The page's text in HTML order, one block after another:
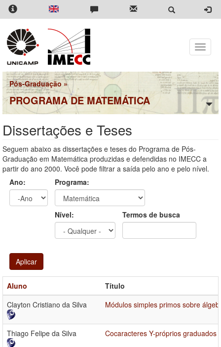
Pular
para
conteúdo
principal
Toggle
Pós-Graduação »
PROGRAMA DE MATEMÁTICA
Dissertações e Teses
Seguem abaixo as dissertações e teses do Programa de Pós-
Graduação em Matemática produzidas e defendidas no IMECC a
partir do ano 2000. Você pode filtrar a saída pelo ano e pelo nível.
Ano:
Programa:
Nível: Termos de busca
Aplicar
Aluno
Título
Clayton Cristiano da Silva
Módulos simples primos sobre
Thiago Felipe da Silva Cocaracteres Y-próprios graduados